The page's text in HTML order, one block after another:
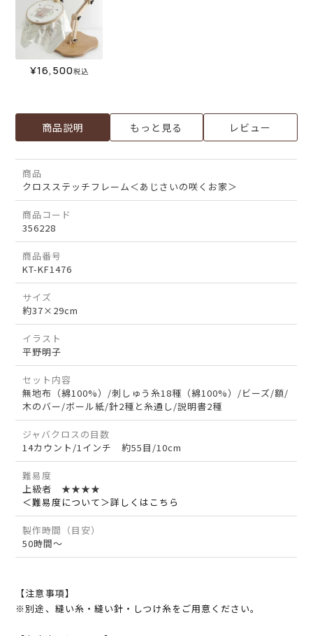
¥16,500税込
商品説明 もっと見る レビュー
商品
クロスステッチフレーム＜あじさいの咲くお家＞
商品コード
356228
商品番号
KT-KF1476
サイズ
約37×29cm
イラスト
平野明子
セット内容
無地布（綿100%）/刺しゅう糸18種（綿100%）/ビーズ/額/
木のバー/ボール紙/針2種と糸通し/説明書2種
ジャバクロスの目数
14カウント/1インチ 約55目/10cm
難易度
上級者 ★★★★
＜難易度について＞詳しくはこちら
製作時間（目安）
50時間～
【注意事項】
※別途、縫い糸・縫い針・しつけ糸をご用意ください。